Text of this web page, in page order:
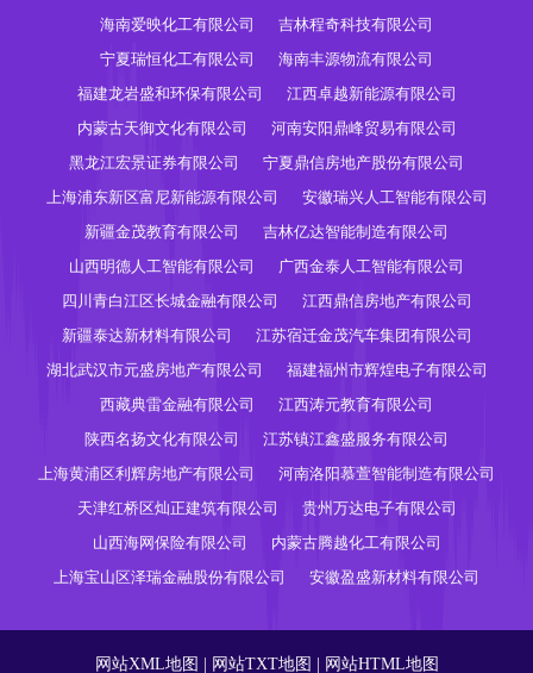
海南爱映化工有限公司
吉林程奇科技有限公司
宁夏瑞恒化工有限公司
海南丰源物流有限公司
福建龙岩盛和环保有限公司
江西卓越新能源有限公司
内蒙古天御文化有限公司
河南安阳鼎峰贸易有限公司
黑龙江宏景证券有限公司
宁夏鼎信房地产股份有限公司
上海浦东新区富尼新能源有限公司
安徽瑞兴人工智能有限公司
新疆金茂教育有限公司
吉林亿达智能制造有限公司
山西明德人工智能有限公司
广西金泰人工智能有限公司
四川青白江区长城金融有限公司
江西鼎信房地产有限公司
新疆泰达新材料有限公司
江苏宿迁金茂汽车集团有限公司
湖北武汉市元盛房地产有限公司
福建福州市辉煌电子有限公司
西藏典雷金融有限公司
江西涛元教育有限公司
陕西名扬文化有限公司
江苏镇江鑫盛服务有限公司
上海黄浦区利辉房地产有限公司
河南洛阳慕萱智能制造有限公司
天津红桥区灿正建筑有限公司
贵州万达电子有限公司
山西海网保险有限公司
内蒙古腾越化工有限公司
上海宝山区泽瑞金融股份有限公司
安徽盈盛新材料有限公司
网站XML地图 网站TXT地图 网站HTML地图